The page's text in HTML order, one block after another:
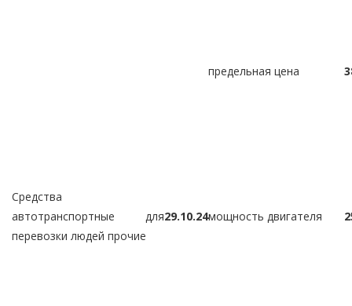
предельная цена
Средства
автотранспортные для
перевозки людей прочие
29.10.24мощность двигателя